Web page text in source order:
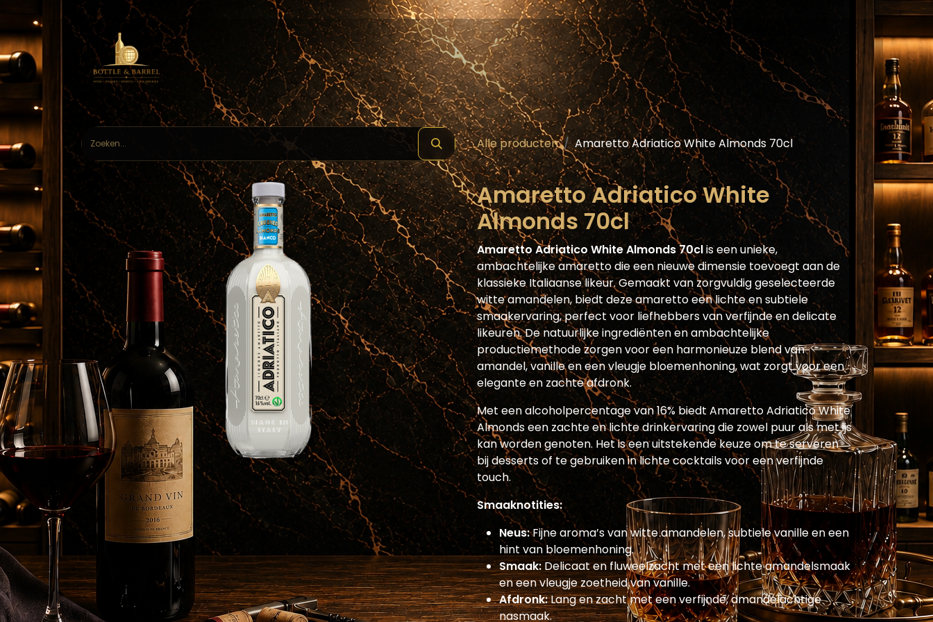
Home Webshop Schilde ( Wines & Spirits ) Masterclass Assortiment Blog Horecaplatform
Alle producten Amaretto Adriatico White Almonds 70cl
Amaretto Adriatico White
Almonds 70cl
Amaretto Adriatico White Almonds 70clis een unieke,
ambachtelijke amaretto die een nieuwe dimensie toevoegt aan de
klassieke Italiaanse likeur. Gemaakt van zorgvuldig geselecteerde
witte amandelen, biedt deze amaretto een lichte en subtiele
smaakervaring, perfect voor liefhebbers van verfijnde en delicate
likeuren. De natuurlijke ingrediënten en ambachtelijke
productiemethode zorgen voor een harmonieuze blend van
amandel, vanille en een vleugje bloemenhoning, wat zorgt voor een
elegante en zachte afdronk.
Met een alcoholpercentage van 16% biedt Amaretto Adriatico White
Almonds een zachte en lichte drinkervaring die zowel puur als met ijs
kan worden genoten. Het is een uitstekende keuze om te serveren
bij desserts of te gebruiken in lichte cocktails voor een verfijnde
touch.
Smaaknotities:
Neus:Fijne aroma’s van witte amandelen, subtiele vanille en een
hint van bloemenhoning.
Smaak: Delicaat en fluweelzacht met een lichte amandelsmaak
en een vleugje zoetheid van vanille.
Afdronk:Lang en zacht met een verfijnde, amandelachtige
nasmaak.